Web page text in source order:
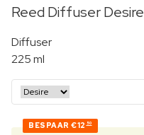
Reed Diffuser Desire
Diffuser
225 ml
BESPAAR €12 50